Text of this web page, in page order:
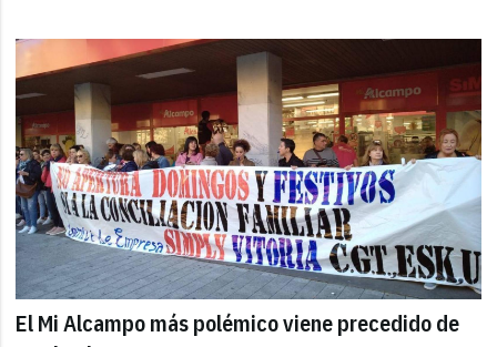
El Mi Alcampo más polémico viene precedido de